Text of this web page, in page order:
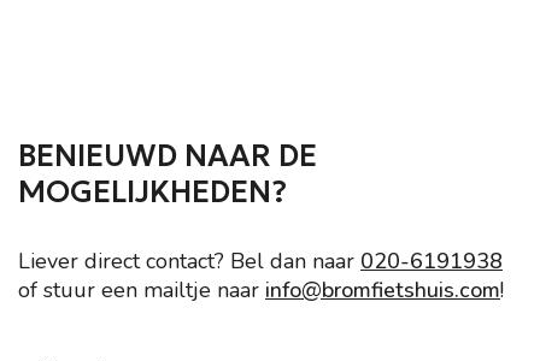
BENIEUWD NAAR DE
MOGELIJKHEDEN?
Liever direct contact? Bel dan naar 020-6191938
of stuur een mailtje naar info@bromfietshuis.com!